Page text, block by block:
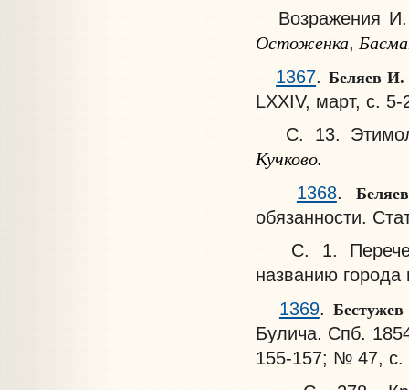
Возражения И.
Остоженка,
1367. Беляев
LXXIV, март, с. 5-
С. 13.
Кучково.
1368.
обязанности.
С. 1.
названию
1369.
Булича. Спб.
155-157; № 47, с.